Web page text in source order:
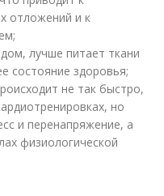
отложений и к
лучше питает ткани
состояние здоровья;
не так быстро,
но
и перенапряжение, а
физиологической